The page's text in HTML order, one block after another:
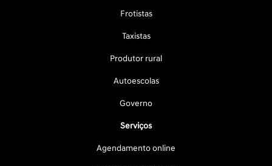
Frotistas
Taxistas
Produtor rural
Autoescolas
Governo
Serviços
Agendamento online